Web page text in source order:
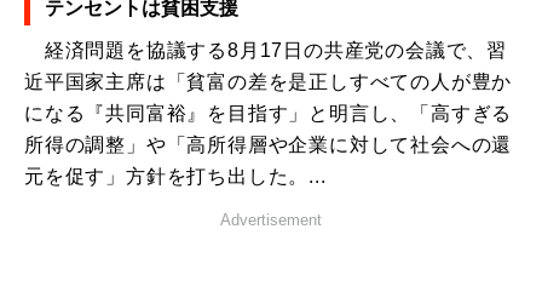
テンセントは貧困支援
経済問題を協議する8月17日の共産党の会議で、習
近平国家主席は「貧富の差を是正しすべての人が豊か
になる『共同富裕』を目指す」と明言し、「高すぎる
所得の調整」や「高所得層や企業に対して社会への還
元を促す」方針を打ち出した。...
Advertisement